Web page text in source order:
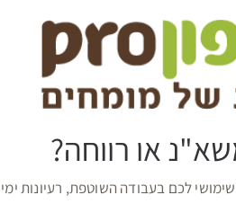
או רווחה?
לכם בעבודה השוטפת, רעיונות ימי